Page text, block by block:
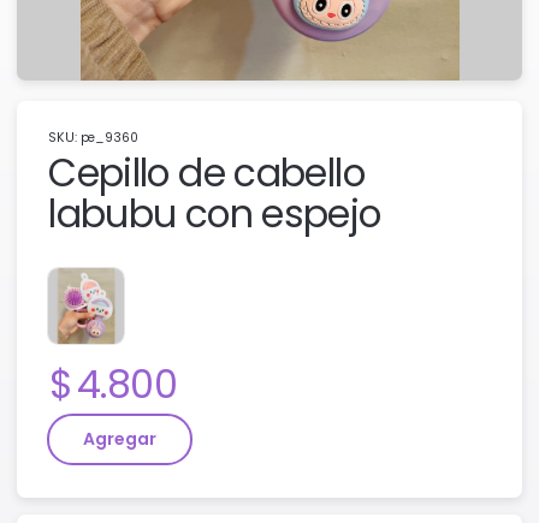
SKU: pe_9360
Cepillo de cabello
labubu con espejo
Precio:
4.800
Agregar